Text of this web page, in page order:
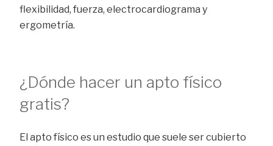
flexibilidad, fuerza, electrocardiograma y
ergometría.
¿Dónde hacer un apto físico
gratis?
El apto físico es un estudio que suele ser cubierto